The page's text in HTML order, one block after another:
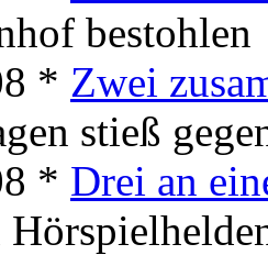
bestohlen
* Zwei
stieß
* Drei an